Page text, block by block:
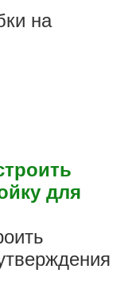
на
для